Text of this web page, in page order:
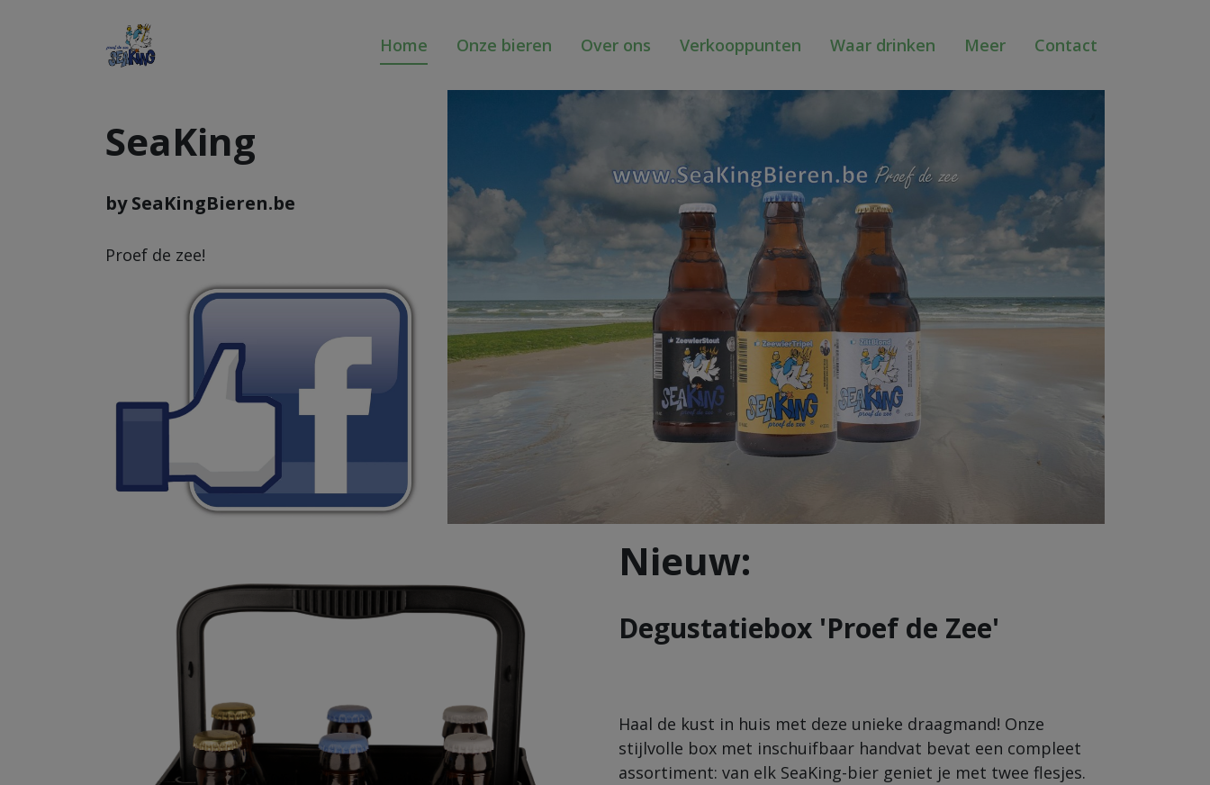
Home Onze bieren Over ons Verkooppunten Waar drinken Meer Contact
SeaKing
by SeaKingBieren.be
Proef de zee!
Nieuw:
Degustatiebox 'Proef de Zee'
Haal de kust in huis met deze unieke draagmand! Onze
stijlvolle box met inschuifbaar handvat bevat een compleet
assortiment: van elk SeaKing-bier geniet je met twee flesjes.